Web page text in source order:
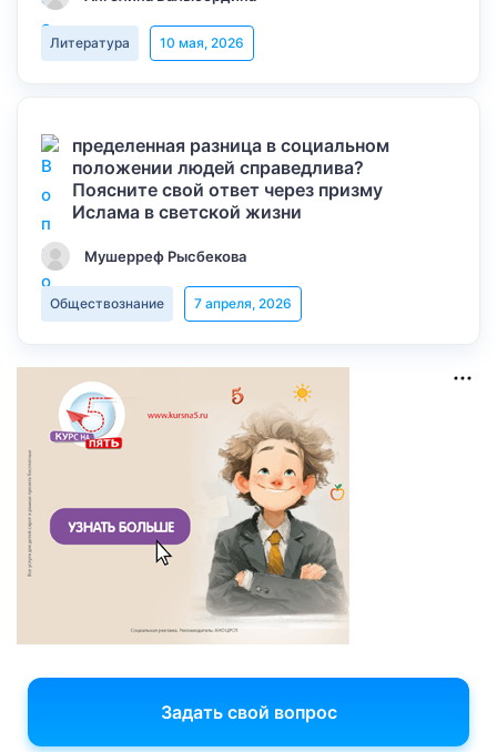
Литература 10 мая, 2026
пределенная разница в социальном
положении людей справедлива?
Поясните свой ответ через призму
Ислама в светской жизни
Мушерреф Рысбекова
Обществознание 7 апреля, 2026
Задать свой вопрос